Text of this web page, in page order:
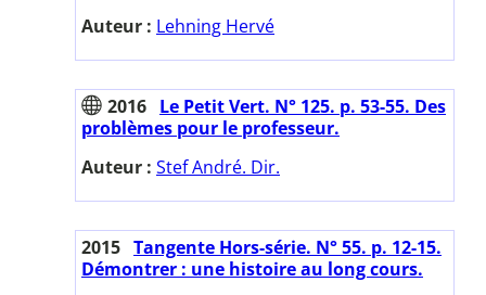
Auteur : Lehning Hervé
2016 Le Petit Vert. N° 125. p. 53-55. Des
problèmes pour le professeur.
Auteur : Stef André. Dir.
2015 Tangente Hors-série. N° 55. p. 12-15.
Démontrer : une histoire au long cours.